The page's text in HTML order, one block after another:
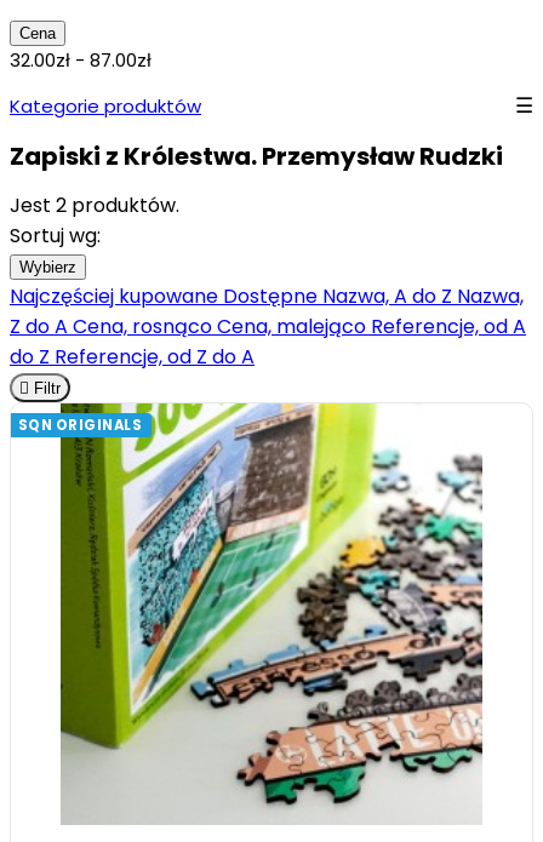
Cena
32.00zł - 87.00zł
Kategorie produktów
Zapiski z Królestwa. Przemysław Rudzki
Jest 2 produktów.
Sortuj wg:
Wybierz
Najczęściej kupowane Dostępne Nazwa, A do Z Nazwa,
Z do A Cena, rosnącoCena, malejąco Referencje, od A
do Z Referencje, od Z do A
 Filtr
SQN ORIGINALS